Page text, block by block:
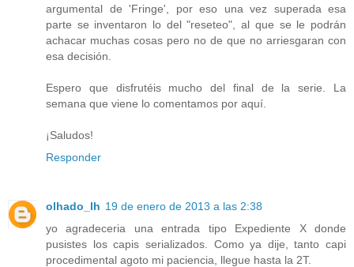
argumental de 'Fringe', por eso una vez superada esa
parte se inventaron lo del "reseteo", al que se le podrán
achacar muchas cosas pero no de que no arriesgaran con
esa decisión.
Espero que disfrutéis mucho del final de la serie. La
semana que viene lo comentamos por aquí.
¡Saludos!
Responder
olhado_lh 19 de enero de 2013 a las 2:38
yo agradeceria una entrada tipo Expediente X donde
pusistes los capis serializados. Como ya dije, tanto capi
procedimental agoto mi paciencia, llegue hasta la 2T.